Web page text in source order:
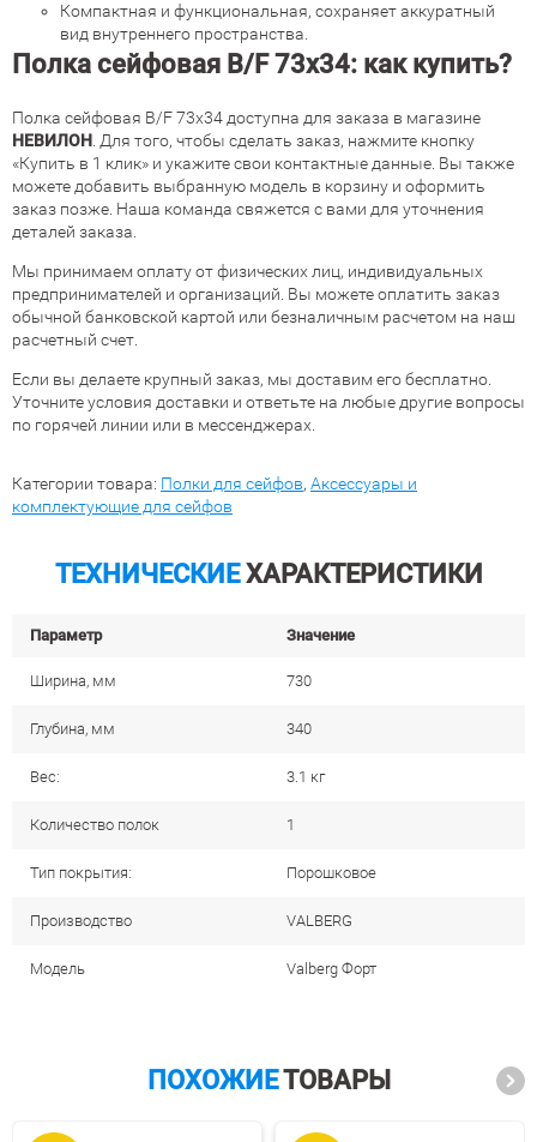
Компактная и функциональная, сохраняет аккуратный
вид внутреннего пространства.
Полка сейфовая В/F 73x34: как купить?
Полка сейфовая В/F 73x34 доступна для заказа в магазине
НЕВИЛОН . Для того, чтобы сделать заказ, нажмите кнопку
«Купить в 1 клик» и укажите свои контактные данные. Вы также
можете добавить выбранную модель в корзину и оформить
заказ позже. Наша команда свяжется с вами для уточнения
деталей заказа.
Мы принимаем оплату от физических лиц, индивидуальных
предпринимателей и организаций. Вы можете оплатить заказ
обычной банковской картой или безналичным расчетом на наш
расчетный счет.
Если вы делаете крупный заказ, мы доставим его бесплатно.
Уточните условия доставки и ответьте на любые другие вопросы
по горячей линии или в мессенджерах.
Категории товара: Полки для сейфов, Аксессуары и
комплектующие для сейфов
ТЕХНИЧЕСКИЕХАРАКТЕРИСТИКИ
Параметр Значение
Ширина, мм 730
Глубина, мм 340
Вес: 3.1 кг
Количество полок 1
Тип покрытия: Порошковое
Производство VALBERG
Модель Valberg Форт
ПОХОЖИЕТОВАРЫ